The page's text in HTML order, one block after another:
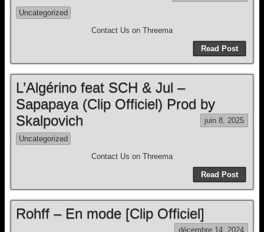
Uncategorized
Contact Us on Threema
Read Post
L’Algérino feat SCH & Jul –
Sapapaya (Clip Officiel) Prod by
Skalpovich
juin 8, 2025
Uncategorized
Contact Us on Threema
Read Post
Rohff – En mode [Clip Officiel]
décembre 14, 2024